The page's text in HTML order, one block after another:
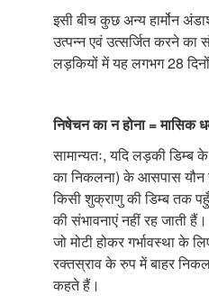
इसी बीच कुछ अन्य हार्मोन
उत्पन्न एवं उत्सर्जित करने
लड़कियों में यह लगभग 28
निषेचन का न होना = मासिक
सामान्यतः, यदि लड़की डिम्ब
का निकलना) के आसपास यौन
किसी शुक्राणु की डिम्ब तक
की संभावनाएं नहीं रह जाती
जो मोटी होकर गर्भावस्था के
रक्तस्राव के रुप में बाहर
कहते हैं।